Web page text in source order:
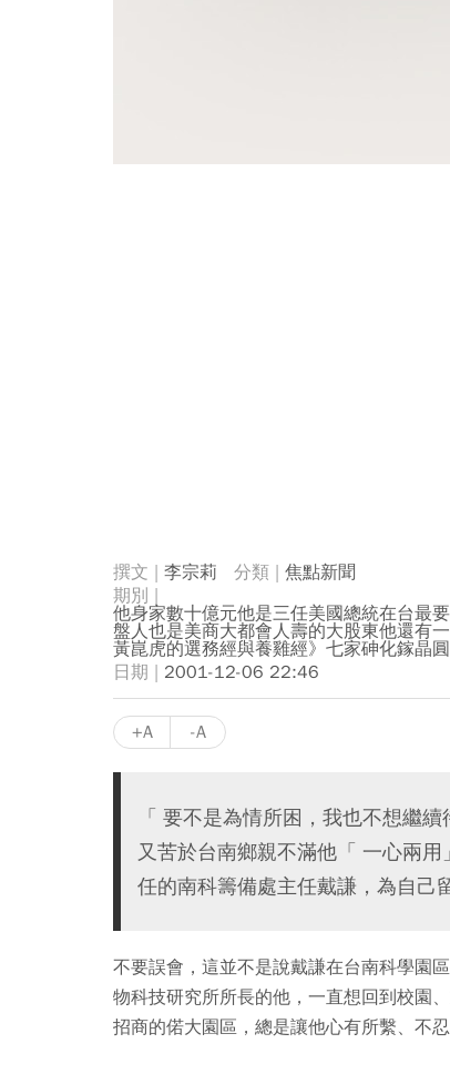
李宗莉
焦點新聞
他身家數十億元他是三任美國總統在台最
盤人也是美商大都會人壽的大股東他還有
黃崑虎的選務經與養雞經》七家砷化鎵晶
2001-12-06 22:46
+A -A
「 要不是為情所困，我也不想繼
又苦於台南鄉親不滿他「 一心兩
任的南科籌備處主任戴謙，為自己
不要誤會，這並不是說戴謙在台南科學園
物科技研究所所長的他，一直想回到校園
招商的偌大園區，總是讓他心有所繫、不忍